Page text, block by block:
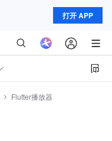
打开 APP
Flutter播放器